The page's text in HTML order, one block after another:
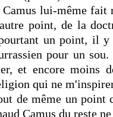
Camus lui-même
point, de la
un point, il y
pour un
et encore moins
qui ne
de même un point
Camus du reste